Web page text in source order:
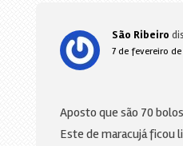
São Ribeiro
7 de fevereiro de
Aposto que são 70
Este de maracujá ficou